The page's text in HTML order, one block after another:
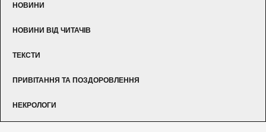
НОВИНИ
НОВИНИ ВІД ЧИТАЧІВ
ТЕКСТИ
ПРИВІТАННЯ ТА ПОЗДОРОВЛЕННЯ
НЕКРОЛОГИ